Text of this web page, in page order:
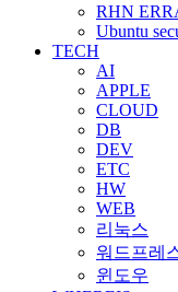
RHN
Ubuntu
TECH
AI
APPLE
CLOUD
DB
DEV
ETC
HW
WEB
리눅스
워드프레
윈도우